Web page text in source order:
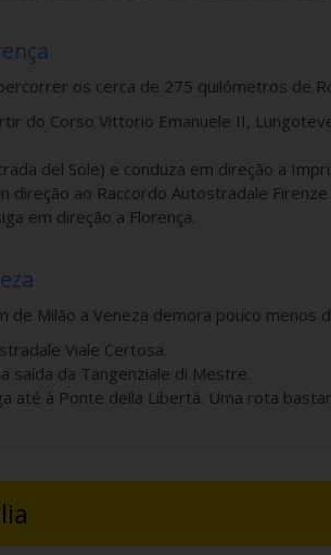
os cerca de 275 quilómetros de
do Corso Vittorio Emanuele II,
del Sole) e conduza em direção a
direção ao Raccordo Autostradale Firenze
em direção a Florença.
de Milão a Veneza demora pouco menos
Viale Certosa.
saída da Tangenziale di Mestre.
até à Ponte della Libertà. Uma rota